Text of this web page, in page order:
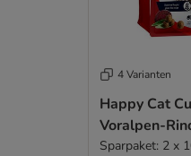
4 Varianten
Happy Cat
Voralpen-
Sparpaket: 2 x